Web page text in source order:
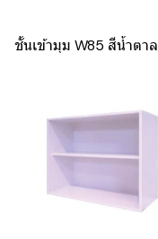
ชั้นเข้ามุม W85 สีน้ำตาล